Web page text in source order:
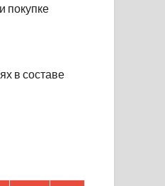
покупке
в составе